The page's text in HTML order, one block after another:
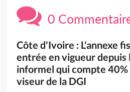
0
Côte d'Ivoire : L'annexe
entrée en vigueur
informel qui compte 40%
viseur de la DGI